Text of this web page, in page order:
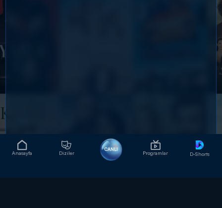
Anasayfa Diziler
CANLI
Programlar D-Shorts